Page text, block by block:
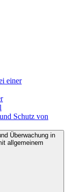
einer
Schutz von
Überwachung in
allgemeinem